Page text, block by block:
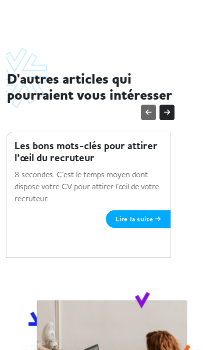
D'autres articles qui
pourraient vous intéresser
Les bons mots-clés pour attirer
l’œil du recruteur
8 secondes. C’est le temps moyen dont
dispose votre CV pour attirer l’œil de votre
recruteur.
Lire la suite